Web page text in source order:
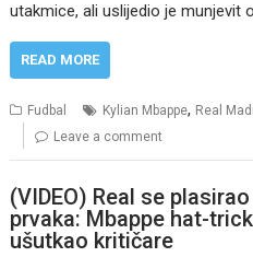
utakmice, ali uslijedio je munjevit
READ MORE
Fudbal Kylian Mbappe, Real
Leave a comment
(VIDEO) Real se
prvaka: Mbappe hat-
ušutkao kritičare